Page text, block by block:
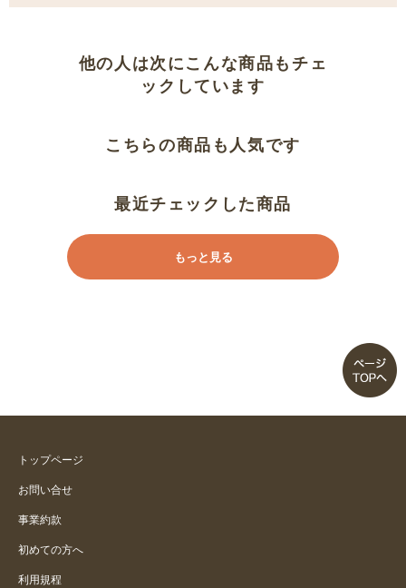
他の人は次にこんな商品もチェ
ックしています
こちらの商品も人気です
最近チェックした商品
もっと見る
トップページ
お問い合せ
事業約款
初めての方へ
利用規程